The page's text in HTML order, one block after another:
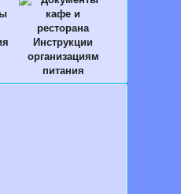
Инструкции
организациям
питания